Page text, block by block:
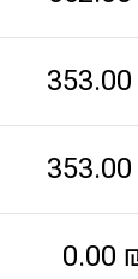
353.00
353.00
0.00